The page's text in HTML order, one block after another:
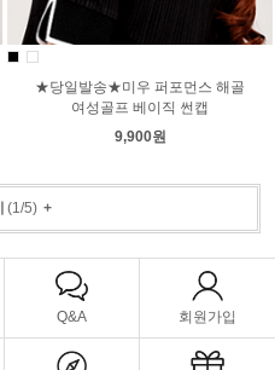
★당일발송★미우 퍼포먼스 해골
여성골프 베이직 썬캡
9,900원
(1/5)+
Q&A 회원가입